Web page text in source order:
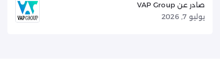
صادر عن VAP Group
يوليو 7, 2026